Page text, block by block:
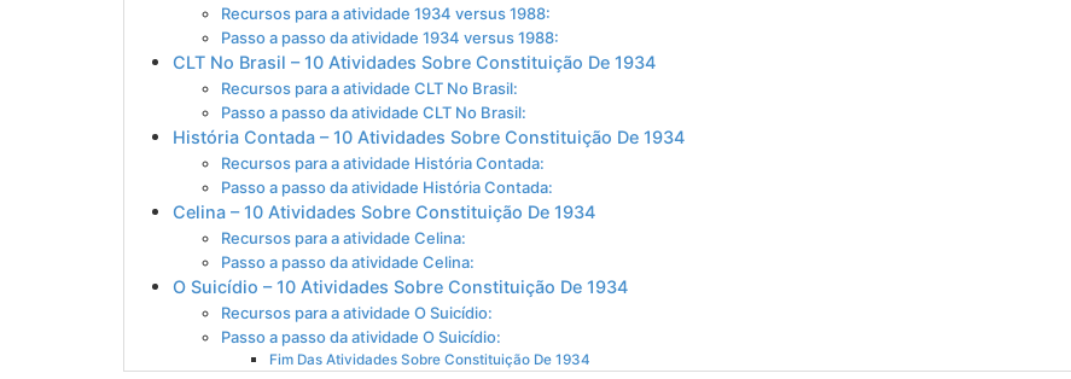
Recursos para a atividade 1934 versus 1988:
Passo a passo da atividade 1934 versus 1988:
CLT No Brasil – 10 Atividades Sobre Constituição De 1934
Recursos para a atividade CLT No Brasil:
Passo a passo da atividade CLT No Brasil:
História Contada – 10 Atividades Sobre Constituição De 1934
Recursos para a atividade História Contada:
Passo a passo da atividade História Contada:
Celina – 10 Atividades Sobre Constituição De 1934
Recursos para a atividade Celina:
Passo a passo da atividade Celina:
O Suicídio – 10 Atividades Sobre Constituição De 1934
Recursos para a atividade O Suicídio:
Passo a passo da atividade O Suicídio:
Fim Das Atividades Sobre Constituição De 1934